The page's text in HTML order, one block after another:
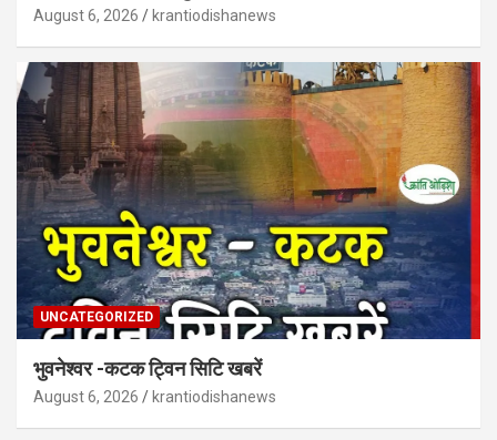
August 6, 2026 krantiodishanews
UNCATEGORIZED
भुवनेश्वर -कटक ट्विन सिटि खबरें
August 6, 2026 krantiodishanews